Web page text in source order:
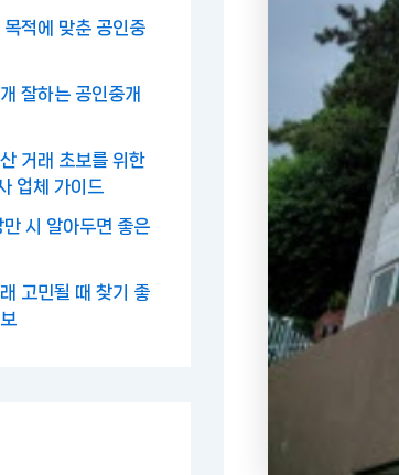
적에 맞춘 공인중
잘하는 공인중개
거래 초보를 위한
업체 가이드
시 알아두면 좋은
고민될 때 찾기 좋